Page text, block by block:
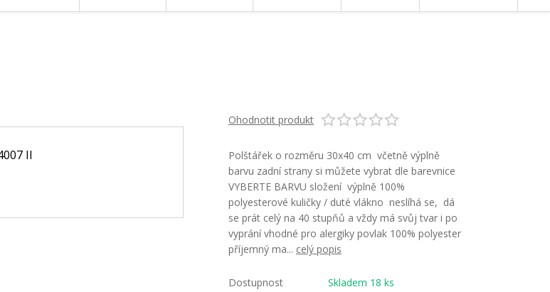
Ohodnotit produkt
Polštářek o rozměru 30x40 cm včetně výplně
barvu zadní strany si můžete vybrat dle barevnice
VYBERTE BARVU složení výplně 100%
polyesterové kuličky / duté vlákno neslíhá se, dá
se prát celý na 40 stupňů a vždy má svůj tvar i po
vyprání vhodné pro alergiky povlak 100% polyester
příjemný ma... celý popis
Dostupnost Skladem 18 ks